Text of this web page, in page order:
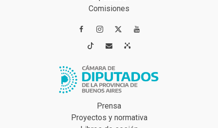
Comisiones
 
 
Prensa
Proyectos y normativa